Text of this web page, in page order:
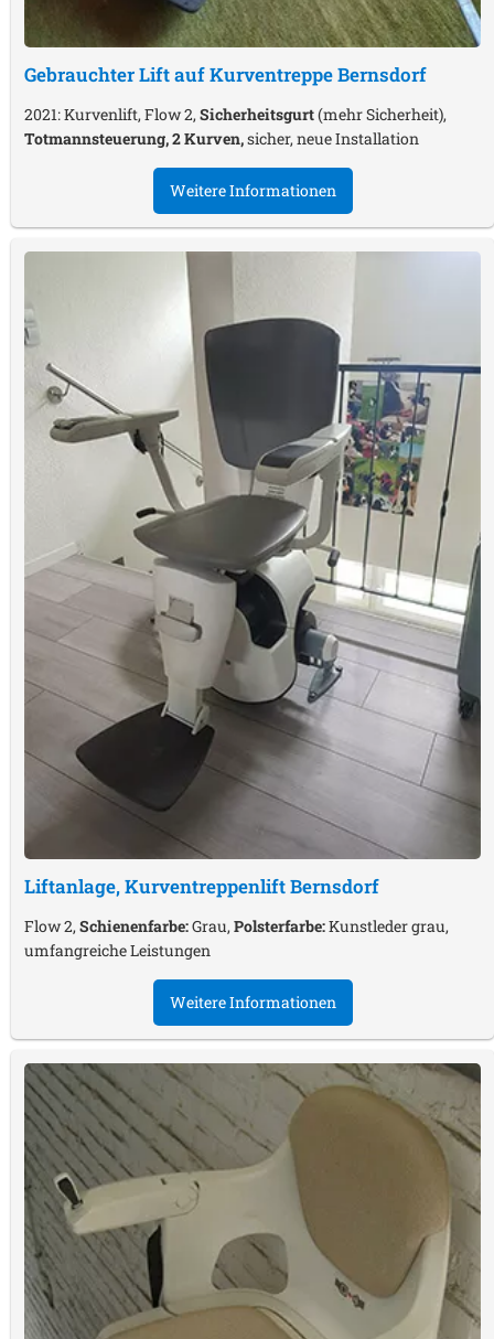
Gebrauchter Lift auf KurventreppeBernsdorf
2021: Kurvenlift, Flow 2, Sicherheitsgurt(mehr Sicherheit),
Totmannsteuerung, 2 Kurven,sicher, neue Installation
Weitere Informationen
Liftanlage, KurventreppenliftBernsdorf
Flow 2,Schienenfarbe:Grau,Polsterfarbe:Kunstleder grau,
umfangreiche Leistungen
Weitere Informationen